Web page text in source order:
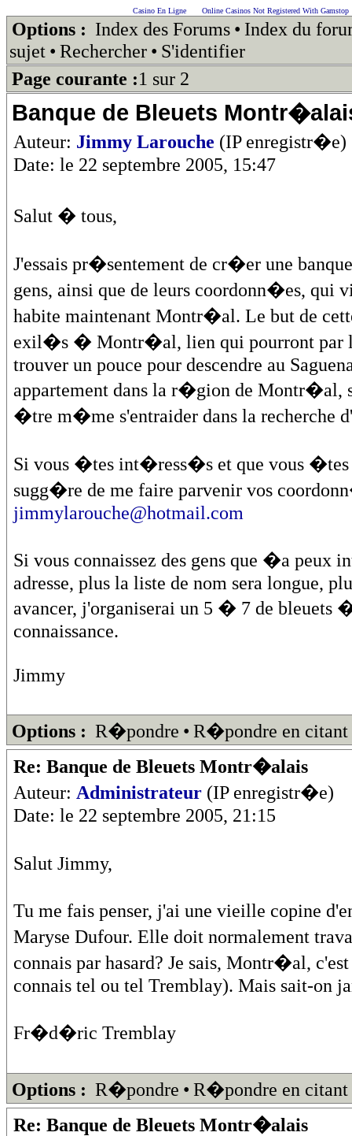
Casino En Ligne Online Casinos Not Registered With Gamstop
Options : Index des Forums • Index du
sujet • Rechercher • S'identifier
Page courante :1 sur 2
Banque de Bleuets
Auteur: Jimmy Larouche (IP enregistr�e)
Date: le 22 septembre 2005, 15:47
Salut � tous,
J'essais pr�sentement de cr�er une
gens, ainsi que de leurs coordonn�es, qui
habite maintenant Montr�al. Le but de
exil�s � Montr�al, lien qui pourront par la
trouver un pouce pour descendre au
appartement dans la r�gion de Montr�al,
�tre m�me s'entraider dans la recherche
Si vous �tes int�ress�s et que vous
sugg�re de me faire parvenir vos
jimmylarouche@hotmail.com
Si vous connaissez des gens que �a peux
adresse, plus la liste de nom sera longue,
avancer, j'organiserai un 5 � 7 de bleuets
connaissance.
Jimmy
Options : R�pondre • R�pondre en citant
Re: Banque de Bleuets Montr�alais
Auteur: Administrateur (IP enregistr�e)
Date: le 22 septembre 2005, 21:15
Salut Jimmy,
Tu me fais penser, j'ai une vieille copine
Maryse Dufour. Elle doit normalement
connais par hasard? Je sais, Montr�al,
connais tel ou tel Tremblay). Mais sait-on
Fr�d�ric Tremblay
Options : R�pondre • R�pondre en citant
Re: Banque de Bleuets Montr�alais